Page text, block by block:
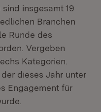
insgesamt 19
Branchen
Runde des
Vergeben
Kategorien.
dieses Jahr unter
Engagement für